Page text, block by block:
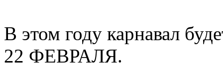
В этом году карнавал
22 ФЕВРАЛЯ.